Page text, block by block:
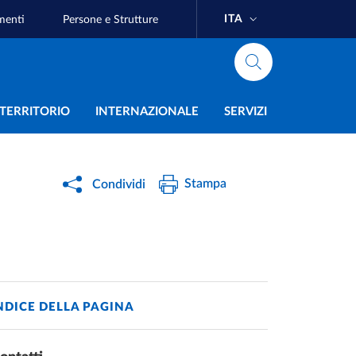
Persone e Strutture ITA
INTERNAZIONALE SERVIZI
Condividi Stampa
DELLA PAGINA